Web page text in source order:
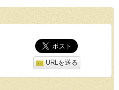
URLを送る